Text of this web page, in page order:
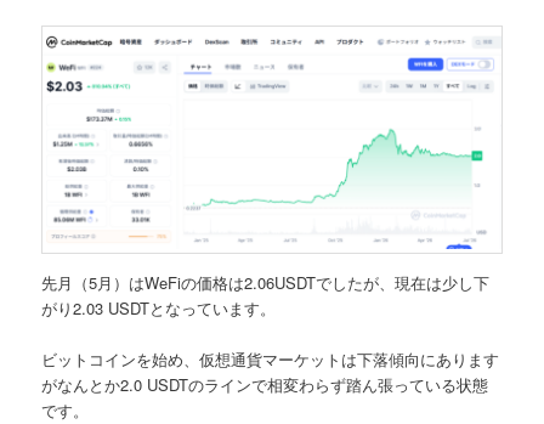
先月（5月）はWeFiの価格は2.06USDTでしたが、現在は少し下
がり2.03 USDTとなっています。
ビットコインを始め、仮想通貨マーケットは下落傾向にあります
がなんとか2.0 USDTのラインで相変わらず踏ん張っている状態
です。